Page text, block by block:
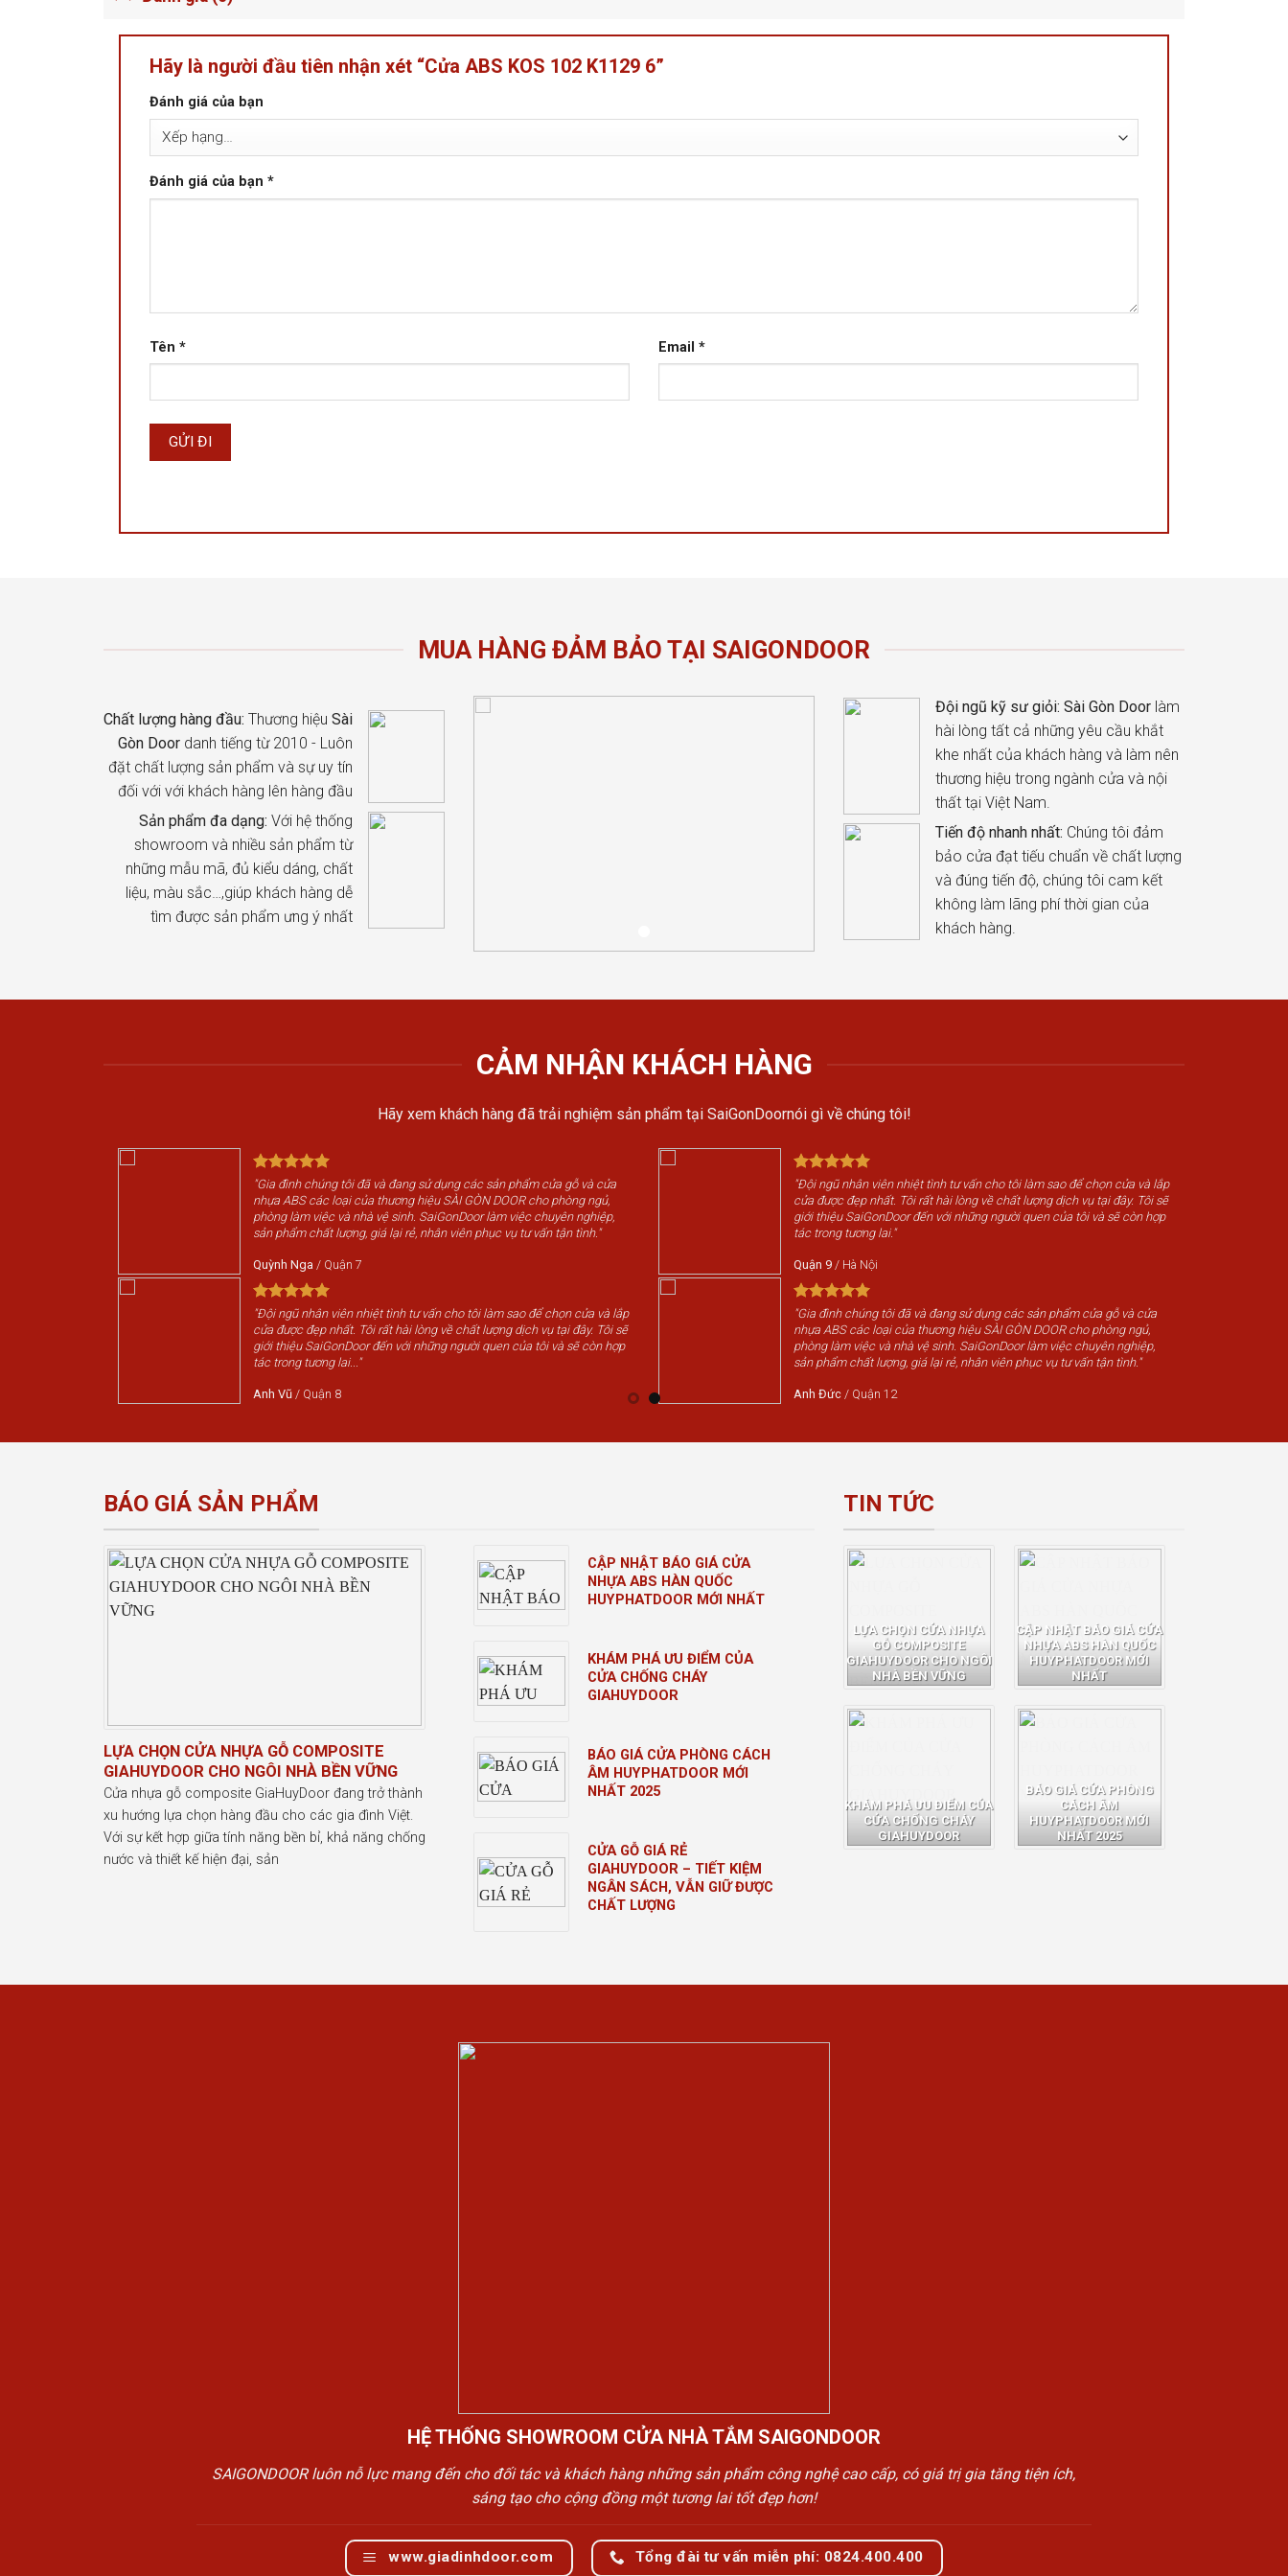
Hãy là người đầu tiên nhận xét “Cửa ABS KOS 102 K1129 6”
Đánh giá của bạn
Đánh giá của bạn *
Tên * Email *
MUA HÀNG ĐẢM BẢO TẠI SAIGONDOOR
Chất lượng hàng đầu: Thương hiệu Sài
Gòn Doordanh tiếng từ 2010 - Luôn
đặt chất lượng sản phẩm và sự uy tín
đối với với khách hàng lên hàng đầu
Sản phẩm đa dạng: Với hệ thống
showroom và nhiều sản phẩm từ
những mẫu mã, đủ kiểu dáng, chất
liệu, màu sắc…,giúp khách hàng dễ
tìm được sản phẩm ưng ý nhất
Đội ngũ kỹ sư giỏi: Sài Gòn Doorlàm
hài lòng tất cả những yêu cầu khắt
khe nhất của khách hàng và làm nên
thương hiệu trong ngành cửa và nội
thất tại Việt Nam.
Tiến độ nhanh nhất: Chúng tôi đảm
bảo cửa đạt tiếu chuẩn về chất lượng
và đúng tiến độ, chúng tôi cam kết
không làm lãng phí thời gian của
khách hàng.
CẢM NHẬN KHÁCH HÀNG
Hãy xem khách hàng đã trải nghiệm sản phẩm tại SaiGonDoornói gì về chúng tôi!
"Gia đình chúng tôi đã và đang sử dụng các sản phẩm cửa gỗ và cửa
nhựa ABS các loại của thương hiệu SÀI GÒN DOOR cho phòng ngủ,
phòng làm việc và nhà vệ sinh. SaiGonDoor làm việc chuyên nghiệp,
sản phẩm chất lượng, giá lại rẻ, nhân viên phục vụ tư vấn tận tình."
Quỳnh Nga / Quận 7
"Đội ngũ nhân viên nhiệt tình tư vấn cho tôi làm sao để chọn cửa và lắp
cửa được đẹp nhất. Tôi rất hài lòng về chất lượng dịch vụ tại đây. Tôi sẽ
giới thiệu SaiGonDoor đến với những người quen của tôi và sẽ còn hợp
tác trong tương lai."
Quận 9 / Hà Nội
"Đội ngũ nhân viên nhiệt tình tư vấn cho tôi làm sao để chọn cửa và lắp
cửa được đẹp nhất. Tôi rất hài lòng về chất lượng dịch vụ tại đây. Tôi sẽ
giới thiệu SaiGonDoor đến với những người quen của tôi và sẽ còn hợp
tác trong tương lai..."
Anh Vũ / Quận 8
"Gia đình chúng tôi đã và đang sử dụng các sản phẩm cửa gỗ và cửa
nhựa ABS các loại của thương hiệu SÀI GÒN DOOR cho phòng ngủ,
phòng làm việc và nhà vệ sinh. SaiGonDoor làm việc chuyên nghiệp,
sản phẩm chất lượng, giá lại rẻ, nhân viên phục vụ tư vấn tận tình."
Anh Đức / Quận 12
BÁO GIÁ SẢN PHẨM
LỰA CHỌN CỬA NHỰA GỖ COMPOSITE
GIAHUYDOOR CHO NGÔI NHÀ BỀN VỮNG
Cửa nhựa gỗ composite GiaHuyDoor đang trở thành
xu hướng lựa chọn hàng đầu cho các gia đình Việt.
Với sự kết hợp giữa tính năng bền bỉ, khả năng chống
nước và thiết kế hiện đại, sản
CẬP NHẬT BÁO GIÁ CỬA
NHỰA ABS HÀN QUỐC
HUYPHATDOOR MỚI NHẤT
KHÁM PHÁ ƯU ĐIỂM CỦA
CỬA CHỐNG CHÁY
GIAHUYDOOR
BÁO GIÁ CỬA PHÒNG CÁCH
ÂM HUYPHATDOOR MỚI
NHẤT 2025
CỬA GỖ GIÁ RẺ
GIAHUYDOOR – TIẾT KIỆM
NGÂN SÁCH, VẪN GIỮ ĐƯỢC
CHẤT LƯỢNG
TIN TỨC
LỰA CHỌN CỬA NHỰA
GỖ COMPOSITE
GIAHUYDOOR CHO NGÔI
NHÀ BỀN VỮNG
CẬP NHẬT BÁO GIÁ CỬA
NHỰA ABS HÀN QUỐC
HUYPHATDOOR MỚI
NHẤT
KHÁM PHÁ ƯU ĐIỂM CỦA
CỬA CHỐNG CHÁY
GIAHUYDOOR
BÁO GIÁ CỬA PHÒNG
CÁCH ÂM
HUYPHATDOOR MỚI
NHẤT 2025
HỆ THỐNG SHOWROOM CỬA NHÀ TẮM SAIGONDOOR
SAIGONDOOR luôn nỗ lực mang đến cho đối tác và khách hàng những sản phẩm công nghệ cao cấp, có giá trị gia tăng tiện ích,
sáng tạo cho cộng đồng một tương lai tốt đẹp hơn!
www.giadinhdoor.com Tổng đài tư vấn miễn phí: 0824.400.400